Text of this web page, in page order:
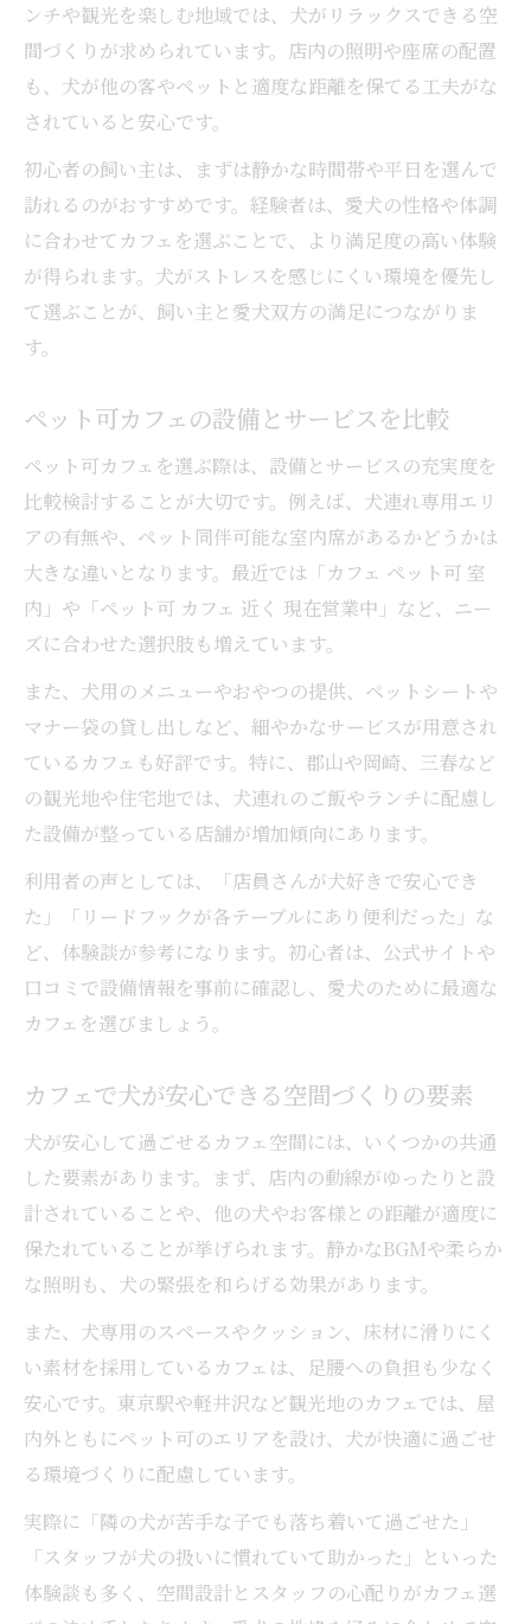
ンチや観光を楽しむ地域では、犬がリラックスできる空
間づくりが求められています。店内の照明や座席の配置
も、犬が他の客やペットと適度な距離を保てる工夫がな
されていると安心です。
初心者の飼い主は、まずは静かな時間帯や平日を選んで
訪れるのがおすすめです。経験者は、愛犬の性格や体調
に合わせてカフェを選ぶことで、より満足度の高い体験
が得られます。犬がストレスを感じにくい環境を優先し
て選ぶことが、飼い主と愛犬双方の満足につながりま
す。
ペット可カフェの設備とサービスを比較
ペット可カフェを選ぶ際は、設備とサービスの充実度を
比較検討することが大切です。例えば、犬連れ専用エリ
アの有無や、ペット同伴可能な室内席があるかどうかは
大きな違いとなります。最近では「カフェ ペット可 室
内」や「ペット可 カフェ 近く 現在営業中」など、ニー
ズに合わせた選択肢も増えています。
また、犬用のメニューやおやつの提供、ペットシートや
マナー袋の貸し出しなど、細やかなサービスが用意され
ているカフェも好評です。特に、郡山や岡崎、三春など
の観光地や住宅地では、犬連れのご飯やランチに配慮し
た設備が整っている店舗が増加傾向にあります。
利用者の声としては、「店員さんが犬好きで安心でき
た」「リードフックが各テーブルにあり便利だった」な
ど、体験談が参考になります。初心者は、公式サイトや
口コミで設備情報を事前に確認し、愛犬のために最適な
カフェを選びましょう。
カフェで犬が安心できる空間づくりの要素
犬が安心して過ごせるカフェ空間には、いくつかの共通
した要素があります。まず、店内の動線がゆったりと設
計されていることや、他の犬やお客様との距離が適度に
保たれていることが挙げられます。静かなBGMや柔らか
な照明も、犬の緊張を和らげる効果があります。
また、犬専用のスペースやクッション、床材に滑りにく
い素材を採用しているカフェは、足腰への負担も少なく
安心です。東京駅や軽井沢など観光地のカフェでは、屋
内外ともにペット可のエリアを設け、犬が快適に過ごせ
る環境づくりに配慮しています。
実際に「隣の犬が苦手な子でも落ち着いて過ごせた」
「スタッフが犬の扱いに慣れていて助かった」といった
体験談も多く、空間設計とスタッフの心配りがカフェ選